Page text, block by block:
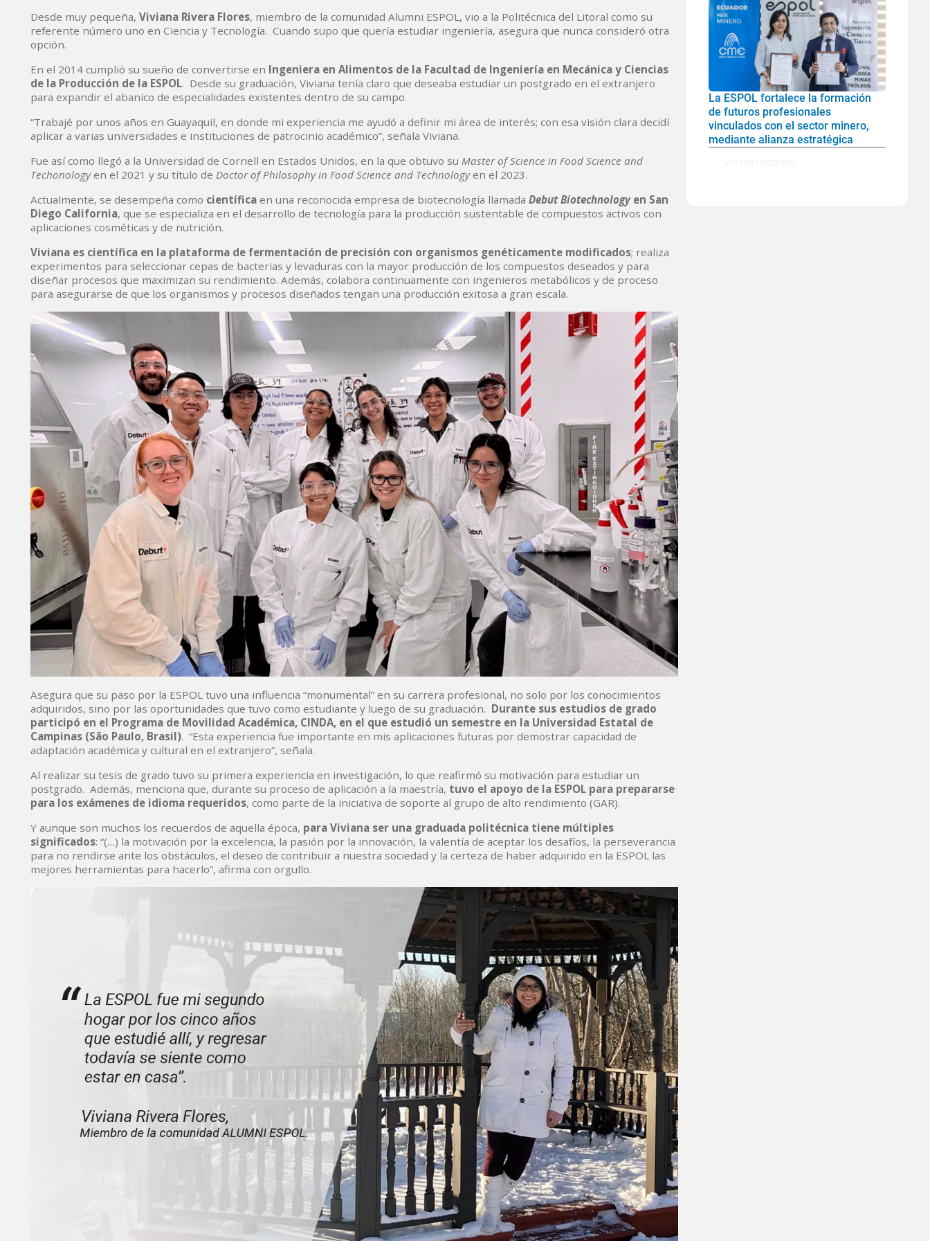
Desde muy pequeña, Viviana Rivera Flores, miembro de la comunidad Alumni ESPOL, vio a la Politécnica del Litoral como su
referente número uno en Ciencia y Tecnología. Cuando supo que quería estudiar ingeniería, asegura que nunca consideró otra
opción.
En el 2014 cumplió su sueño de convertirse en Ingeniera en Alimentos de la Facultad de Ingeniería en Mecánica y Ciencias
de la Producción de la ESPOL. Desde su graduación, Viviana tenía claro que deseaba estudiar un postgrado en el extranjero
para expandir el abanico de especialidades existentes dentro de su campo.
“Trabajé por unos años en Guayaquil, en donde mi experiencia me ayudó a definir mi área de interés; con esa visión clara decidí
aplicar a varias universidades e instituciones de patrocinio académico”, señala Viviana.
Fue así como llegó a la Universidad de Cornell en Estados Unidos, en la que obtuvo su Master of Science in Food Science and
Techonologyen el 2021 y su título de Doctor of Philosophy in Food Science and Technologyen el 2023.
Actualmente, se desempeña como científica en una reconocida empresa de biotecnología llamada Debut Biotechnologyen San
Diego California, que se especializa en el desarrollo de tecnología para la producción sustentable de compuestos activos con
aplicaciones cosméticas y de nutrición.
Viviana es científica en la plataforma de fermentación de precisión con organismos genéticamente modificados; realiza
experimentos para seleccionar cepas de bacterias y levaduras con la mayor producción de los compuestos deseados y para
diseñar procesos que maximizan su rendimiento. Además, colabora continuamente con ingenieros metabólicos y de proceso
para asegurarse de que los organismos y procesos diseñados tengan una producción exitosa a gran escala.
Asegura que su paso por la ESPOL tuvo una influencia “monumental” en su carrera profesional, no solo por los conocimientos
adquiridos, sino por las oportunidades que tuvo como estudiante y luego de su graduación. Durante sus estudios de grado
participó en el Programa de Movilidad Académica, CINDA, en el que estudió un semestre en la Universidad Estatal de
Campinas (São Paulo, Brasil). “Esta experiencia fue importante en mis aplicaciones futuras por demostrar capacidad de
adaptación académica y cultural en el extranjero”, señala.
Al realizar su tesis de grado tuvo su primera experiencia en investigación, lo que reafirmó su motivación para estudiar un
postgrado. Además, menciona que, durante su proceso de aplicación a la maestría, tuvo el apoyo de la ESPOL para prepararse
para los exámenes de idioma requeridos, como parte de la iniciativa de soporte al grupo de alto rendimiento (GAR).
Y aunque son muchos los recuerdos de aquella época, para Viviana ser una graduada politécnica tiene múltiples
significados: “(…) la motivación por la excelencia, la pasión por la innovación, la valentía de aceptar los desafíos, la perseverancia
para no rendirse ante los obstáculos, el deseo de contribuir a nuestra sociedad y la certeza de haber adquirido en la ESPOL las
mejores herramientas para hacerlo”, afirma con orgullo.
La ESPOL fortalece la formación
de futuros profesionales
vinculados con el sector minero,
mediante alianza estratégica